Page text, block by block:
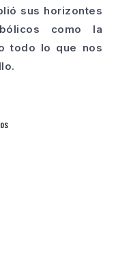
sus horizontes
como la
todo lo que nos